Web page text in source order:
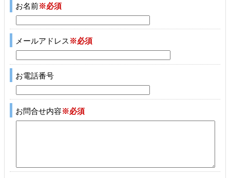
お名前※必須
メールアドレス ※必須
お電話番号
お問合せ内容※必須